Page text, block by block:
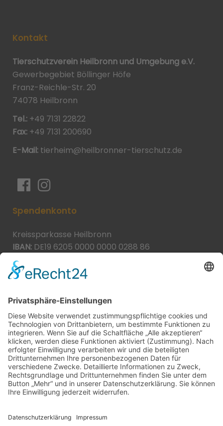
Kontakt
Tierschutzverein Heilbronn und Umgebung e.V.
Gewerbegebiet Böllinger Höfe
Franz-Reichle-Str. 20
74078 Heilbronn
Tel.: +49 7131 22822
Fax: +49 7131 200690
E-Mail: tierheim@heilbronner-tierschutz.de
Spendenkonto
Kreissparkasse Heilbronn
IBAN: DE19 6205 0000 0000 0288 86
BIC:
Spende direkt via PayPal
JETZT SPENDEN
paypal@heilbronner-tierschutz.de